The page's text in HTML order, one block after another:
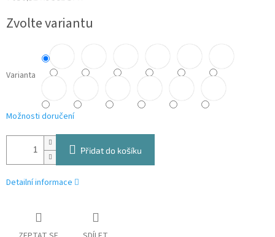
cena:
Zvolte variantu
Varianta
Možnosti doručení
Přidat do košíku
Detailní informace